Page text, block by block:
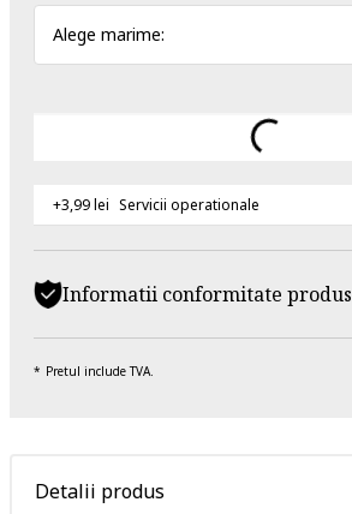
Alege marime:
+3,99 lei Servicii operationale
Informatii conformitate produs
Pretul include TVA.
Detalii produs